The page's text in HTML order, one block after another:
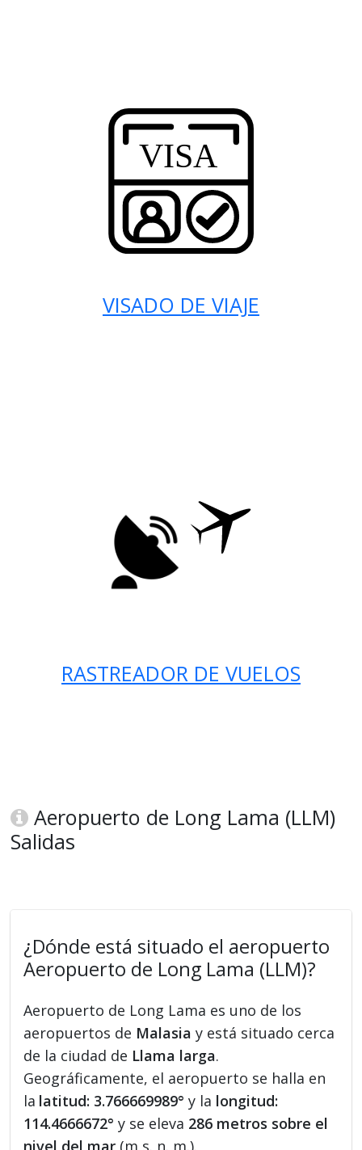
VISADO DE VIAJE
RASTREADOR DE VUELOS
Aeropuerto de Long Lama (LLM)
Salidas
¿Dónde está situado el aeropuerto
Aeropuerto de Long Lama (LLM)?
Aeropuerto de Long Lama es uno de los
aeropuertos de Malasia y está situado cerca
de la ciudad de Llama larga.
Geográficamente, el aeropuerto se halla en
la latitud: 3.766669989° y la longitud:
114.4666672° y se eleva 286 metros sobre el